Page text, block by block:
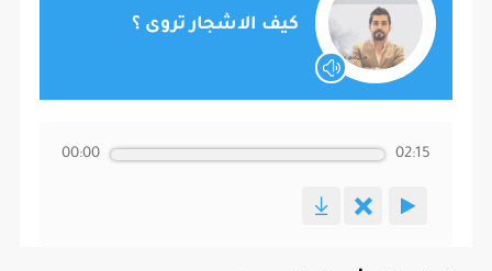
كيف الاشجار تروى ؟
00:00 02:15